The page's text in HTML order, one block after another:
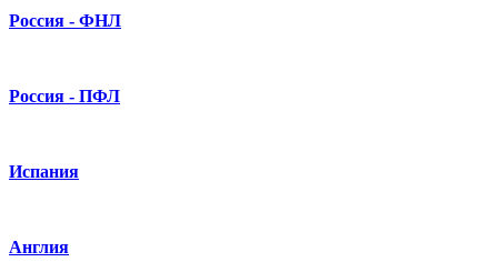
Россия - ФНЛ
Россия - ПФЛ
Испания
Англия